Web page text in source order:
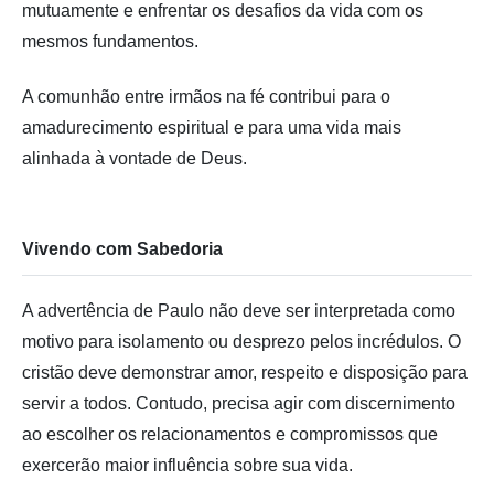
mutuamente e enfrentar os desafios da vida com os
mesmos fundamentos.
A comunhão entre irmãos na fé contribui para o
amadurecimento espiritual e para uma vida mais
alinhada à vontade de Deus.
Vivendo com Sabedoria
A advertência de Paulo não deve ser interpretada como
motivo para isolamento ou desprezo pelos incrédulos. O
cristão deve demonstrar amor, respeito e disposição para
servir a todos. Contudo, precisa agir com discernimento
ao escolher os relacionamentos e compromissos que
exercerão maior influência sobre sua vida.